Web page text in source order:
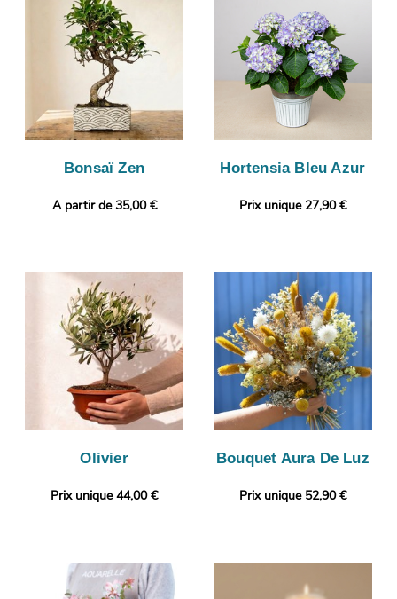
Bonsaï Zen
A partir de 35,00 €
Hortensia Bleu Azur
Prix unique 27,90 €
Olivier
Prix unique 44,00 €
Bouquet Aura De Luz
Prix unique 52,90 €